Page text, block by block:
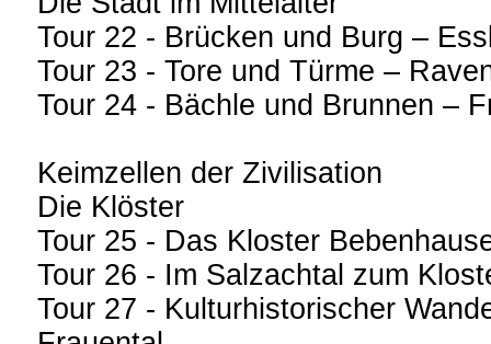
Tour 22 - Brücken und Burg –
Tour 23 - Tore und Türme –
Tour 24 - Bächle und Brunnen –
Keimzellen der Zivilisation
Die Klöster
Tour 25 - Das Kloster
Tour 26 - Im Salzachtal zum
Tour 27 - Kulturhistorischer